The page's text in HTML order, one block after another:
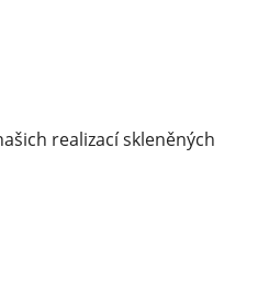
realizací skleněných